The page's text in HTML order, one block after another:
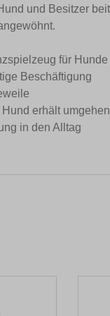
und Besitzer
für Hunde
Beschäftigung
Hund erhält
in den Alltag